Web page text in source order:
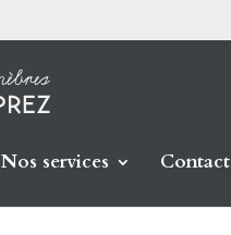
Nos services Contact